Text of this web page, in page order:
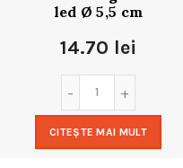
led Ø 5,5 cm
14.70 lei
CITEȘTE MAI MULT